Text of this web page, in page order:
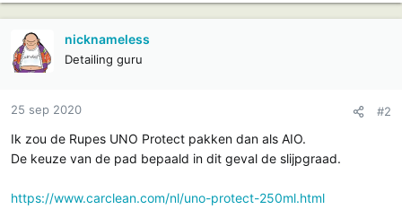
nicknameless
Detailing guru
25 sep 2020 #2
Ik zou de Rupes UNO Protect pakken dan als AIO.
De keuze van de pad bepaald in dit geval de slijpgraad.
https://www.carclean.com/nl/uno-protect-250ml.html